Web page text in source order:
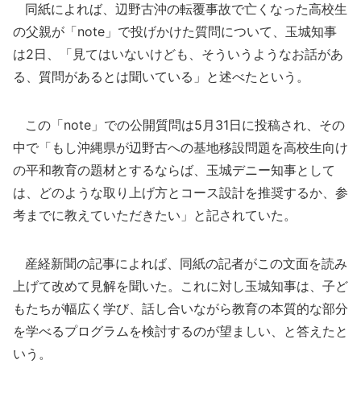
同紙によれば、辺野古沖の転覆事故で亡くなった高校生
の父親が「note」で投げかけた質問について、玉城知事
は2日、「見てはいないけども、そういうようなお話があ
る、質問があるとは聞いている」と述べたという。
この「note」での公開質問は5月31日に投稿され、その
中で「もし沖縄県が辺野古への基地移設問題を高校生向け
の平和教育の題材とするならば、玉城デニー知事として
は、どのような取り上げ方とコース設計を推奨するか、参
考までに教えていただきたい」と記されていた。
産経新聞の記事によれば、同紙の記者がこの文面を読み
上げて改めて見解を聞いた。これに対し玉城知事は、子ど
もたちが幅広く学び、話し合いながら教育の本質的な部分
を学べるプログラムを検討するのが望ましい、と答えたと
いう。